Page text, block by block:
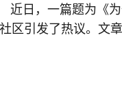
日，一篇题为《
区引发了热议。文